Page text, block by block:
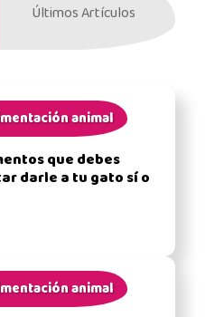
Últimos Artículos
animal
que debes
darle a tu gato sí o
animal